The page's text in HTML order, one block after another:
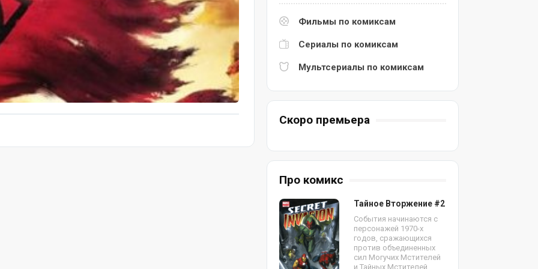
Фильмы по комиксам
Сериалы по комиксам
Мультсериалы по комиксам
Скоро премьера
Про комикс
Тайное Вторжение #2
События начинаются с
персонажей 1970-х
годов, сражающихся
против объединенных
сил Могучих Мстителей
и Тайных Мстителей.